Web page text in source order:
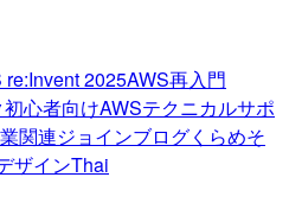
re:Invent 2025AWS再入門
初心者向けAWSテクニカルサポ
関連ジョインブログくらめそ
ザインThai